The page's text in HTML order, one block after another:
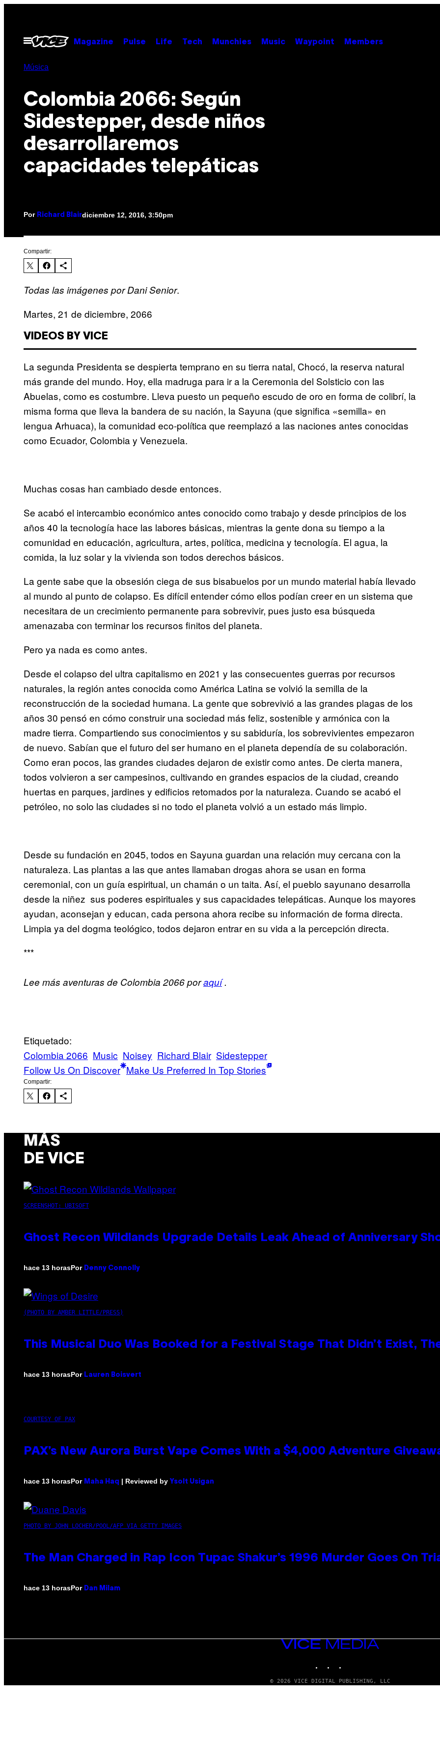
contenido
Abrir
Menú
Magazine Pulse Life Tech Munchies Music Waypoint Members
Música
Colombia 2066: Según
Sidestepper, desde niños
desarrollaremos
capacidades telepáticas
Por Richard Blairdiciembre 12, 2016, 3:50pm
Compartir:
Todas las imágenes por Dani Senior.
Martes, 21 de diciembre, 2066
VIDEOS BY VICE
La segunda Presidenta se despierta temprano en su tierra natal, Chocó, la reserva natural
más grande del mundo. Hoy, ella madruga para ir a la Ceremonia del Solsticio con las
Abuelas, como es costumbre. Lleva puesto un pequeño escudo de oro en forma de colibrí, la
misma forma que lleva la bandera de su nación, la Sayuna (que significa «semilla» en
lengua Arhuaca), la comunidad eco-política que reemplazó a las naciones antes conocidas
como Ecuador, Colombia y Venezuela.
Muchas cosas han cambiado desde entonces.
Se acabó el intercambio económico antes conocido como trabajo y desde principios de los
años 40 la tecnología hace las labores básicas, mientras la gente dona su tiempo a la
comunidad en educación, agricultura, artes, política, medicina y tecnología. El agua, la
comida, la luz solar y la vivienda son todos derechos básicos.
La gente sabe que la obsesión ciega de sus bisabuelos por un mundo material había llevado
al mundo al punto de colapso. Es difícil entender cómo ellos podían creer en un sistema que
necesitara de un crecimiento permanente para sobrevivir, pues justo esa búsqueda
amenazaba con terminar los recursos finitos del planeta.
Pero ya nada es como antes.
Desde el colapso del ultra capitalismo en 2021 y las consecuentes guerras por recursos
naturales, la región antes conocida como América Latina se volvió la semilla de la
reconstrucción de la sociedad humana. La gente que sobrevivió a las grandes plagas de los
años 30 pensó en cómo construir una sociedad más feliz, sostenible y armónica con la
madre tierra. Compartiendo sus conocimientos y su sabiduría, los sobrevivientes empezaron
de nuevo. Sabían que el futuro del ser humano en el planeta dependía de su colaboración.
Como eran pocos, las grandes ciudades dejaron de existir como antes. De cierta manera,
todos volvieron a ser campesinos, cultivando en grandes espacios de la ciudad, creando
huertas en parques, jardines y edificios retomados por la naturaleza. Cuando se acabó el
petróleo, no solo las ciudades si no todo el planeta volvió a un estado más limpio.
Desde su fundación en 2045, todos en Sayuna guardan una relación muy cercana con la
naturaleza. Las plantas a las que antes llamaban drogas ahora se usan en forma
ceremonial, con un guía espiritual, un chamán o un taita. Así, el pueblo sayunano desarrolla
desde la niñez sus poderes espirituales y sus capacidades telepáticas. Aunque los mayores
ayudan, aconsejan y educan, cada persona ahora recibe su información de forma directa.
Limpia ya del dogma teológico, todos dejaron entrar en su vida a la percepción directa.
***
Lee más aventuras de Colombia 2066 poraquí.
Etiquetado:
Colombia 2066 Music Noisey Richard Blair Sidestepper
Follow Us On Discover Make Us Preferred In Top Stories
Compartir:
MÁS
DE VICE
SCREENSHOT: UBISOFT
Ghost Recon Wildlands Upgrade Details Leak Ahead of Anniversary
hace 13 horasPor Denny Connolly
(PHOTO BY AMBER LITTLE/PRESS)
This Musical Duo Was Booked for a Festival Stage That Didn’t Exist,
hace 13 horasPor Lauren Boisvert
COURTESY OF PAX
PAX’s New Aurora Burst Vape Comes With a $4,000 Adventure
hace 13 horasPor Maha Haq | Reviewed by Ysolt Usigan
PHOTO BY JOHN LOCHER/POOL/AFP VIA GETTY IMAGES
The Man Charged in Rap Icon Tupac Shakur’s 1996 Murder Goes On
hace 13 horasPor Dan Milam
VICE
MEDIA
© 2026 VICE DIGITAL PUBLISHING, LLC